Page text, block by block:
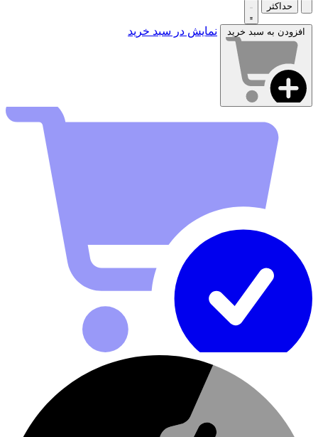
حداکثر
افزودن به سبد خرید نمایش در سبد خرید